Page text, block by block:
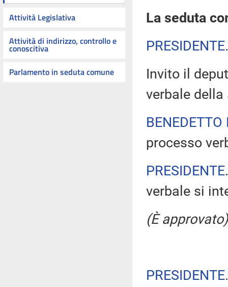
Attività Legislativa
Attività di indirizzo, controllo e
conoscitiva
Parlamento in seduta comune
La seduta
PRESIDENTE
Invito il
verbale della
processo
PRESIDENTE
verbale si
(È approvato)
PRESIDENTE